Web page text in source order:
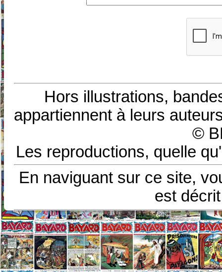
Hors illustrations,
appartiennent à leurs
©
Les reproductions, quelle
En naviguant sur ce site,
est